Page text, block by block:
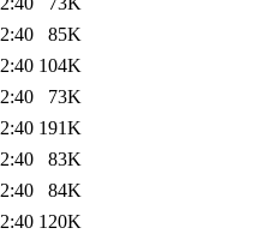
85K
104K
73K
191K
83K
84K
120K